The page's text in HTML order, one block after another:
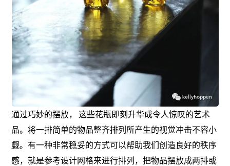
通过巧妙的摆放， 这些花瓶即刻升华成令人惊叹的艺术
品。将一排简单的物品整齐排列所产生的视觉冲击不容小
觑。有一种非常稳妥的方式可以帮助我们创造良好的秩序
感，就是参考设计网格来进行排列，把物品摆放成两排或